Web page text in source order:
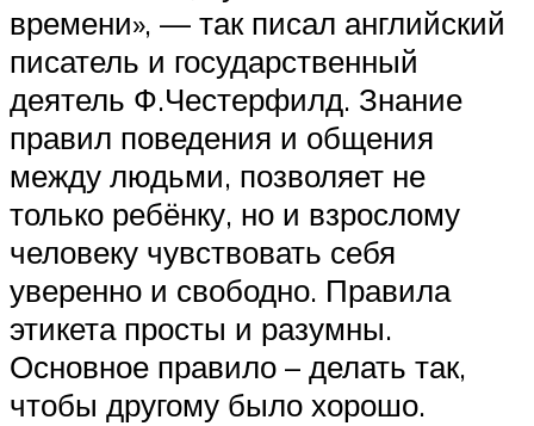
времени», — так писал английский
писатель и государственный
деятель Ф.Честерфилд. Знание
правил поведения и общения
между людьми, позволяет не
только ребёнку, но и взрослому
человеку чувствовать себя
уверенно и свободно. Правила
этикета просты и разумны.
Основное правило – делать так,
чтобы другому было хорошо.